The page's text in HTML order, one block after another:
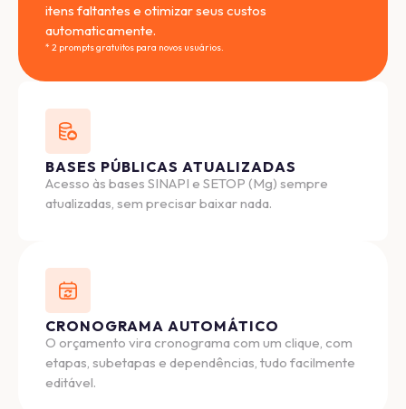
itens faltantes e otimizar seus custos
automaticamente.
* 2 prompts gratuitos para novos usuários.
BASES PÚBLICAS ATUALIZADAS
Acesso às bases SINAPI e SETOP (Mg) sempre
atualizadas, sem precisar baixar nada.
CRONOGRAMA AUTOMÁTICO
O orçamento vira cronograma com um clique, com
etapas, subetapas e dependências, tudo facilmente
editável.